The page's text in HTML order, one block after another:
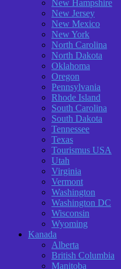
New Hampshire
New Jersey
New Mexico
New York
North Carolina
North Dakota
Oklahoma
Oregon
Pennsylvania
Rhode Island
South Carolina
South Dakota
Tennessee
Texas
Tourismus USA
Utah
Virginia
Vermont
Washington
Washington DC
Wisconsin
Wyoming
Kanada
Alberta
British Columbia
Manitoba